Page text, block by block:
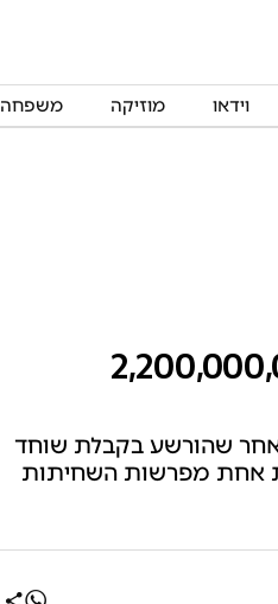
וידאו מוזיקה משפחה
שקיבל שוחד: יותר מ-2,200,000,000
לאחר שהורשע בקבלת שוחד
אחת מפרשות השחיתות